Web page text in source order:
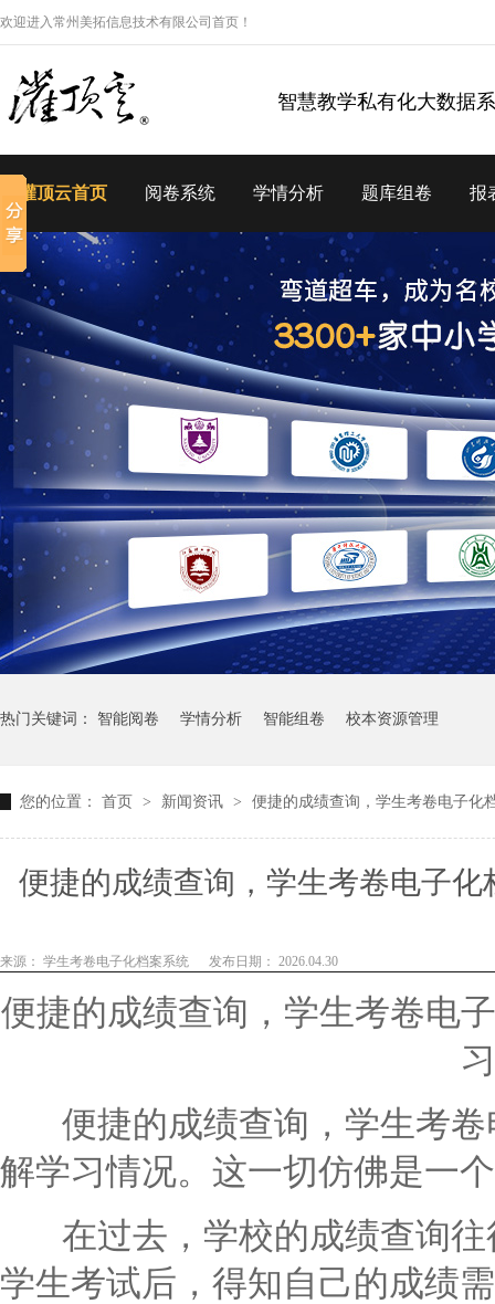
欢迎进入常州美拓信息技术有限公司首页！
智慧教学私有化大数据
灌顶云首页 阅卷系统 学情分析 题库组卷 报
热门关键词： 智能阅卷 学情分析 智能组卷 校本资源管理
您的位置： 首页 > 新闻资讯 > 便捷的成绩查询，学生考卷电子化
便捷的成绩查询，学生考卷电子
来源： 学生考卷电子化档案系统 发布日期： 2026.04.30
便捷的成绩查询，学生考卷电
便捷的成绩查询，学生考卷
解学习情况。这一切仿佛是一
在过去，学校的成绩查询往
学生考试后，得知自己的成绩